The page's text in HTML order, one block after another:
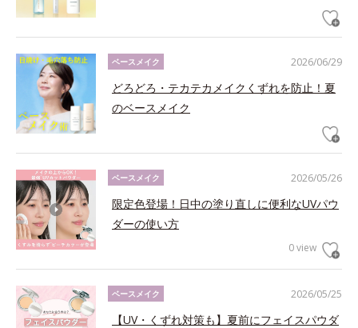
2026/06/29
ベースメイク
どろどろ・テカテカメイクくずれを防止！夏
のベースメイク
2026/05/26
ベースメイク
限定色登場！日中の塗り直しに便利なUVパウ
ダーの使い方
0 view
2026/05/25
ベースメイク
【UV・くずれ対策も】夏前にフェイスパウダ